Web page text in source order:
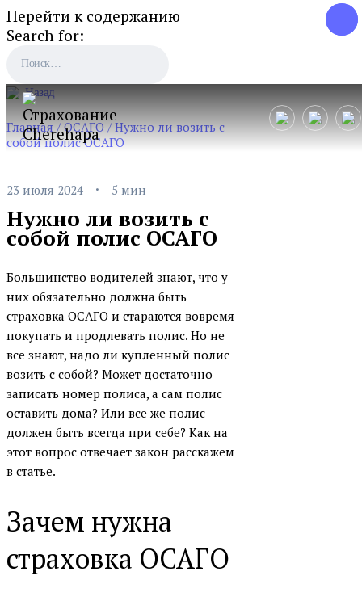
Перейти к содержанию
Search for:
Назад
Главная/ОСАГО/Нужно ли возить с
собой полис ОСАГО
23 июля 2024 · 5 мин
Нужно ли возить с
собой полис ОСАГО
Большинство водителей знают, что у
них обязательно должна быть
страховка ОСАГО и стараются вовремя
покупать и продлевать полис. Но не
все знают, надо ли купленный полис
возить с собой? Может достаточно
записать номер полиса, а сам полис
оставить дома? Или все же полис
должен быть всегда при себе? Как на
этот вопрос отвечает закон расскажем
в статье.
Зачем нужна
страховка ОСАГО